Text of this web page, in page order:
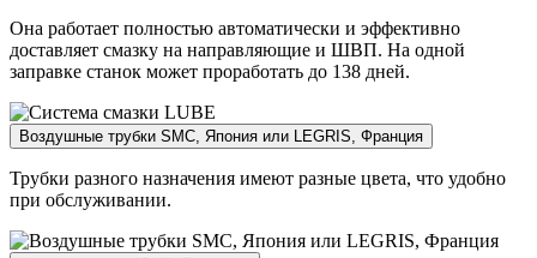
Она работает полностью автоматически и эффективно
доставляет смазку на направляющие и ШВП. На одной
заправке станок может проработать до 138 дней.
Воздушные трубки SMC, Япония или LEGRIS, Франция
Трубки разного назначения имеют разные цвета, что удобно
при обслуживании.